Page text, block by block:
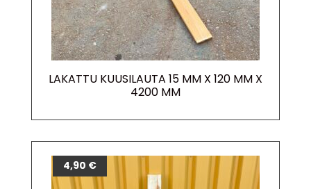
LAKATTU KUUSILAUTA 15 MM X 120 MM X
4200 MM
4,90 €